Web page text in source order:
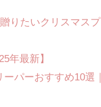
りたいクリスマス
年最新】
ーパーおすすめ10